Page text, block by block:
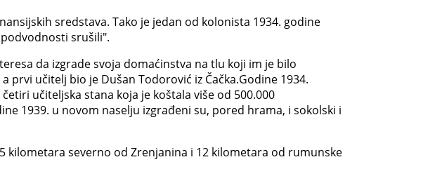
sredstava. Tako je jedan od kolonista 1934. godine
srušili".
da izgrade svoja domaćinstva na tlu koji im je bilo
prvi učitelj bio je Dušan Todorović iz Čačka.Godine 1934.
učiteljska stana koja je koštala više od 500.000
1939. u novom naselju izgrađeni su, pored hrama, i sokolski i
kilometara severno od Zrenjanina i 12 kilometara od rumunske